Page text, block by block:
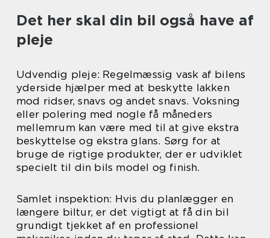
Det her skal din bil også have af
pleje
Udvendig pleje: Regelmæssig vask af bilens
yderside hjælper med at beskytte lakken
mod ridser, snavs og andet snavs. Voksning
eller polering med nogle få måneders
mellemrum kan være med til at give ekstra
beskyttelse og ekstra glans. Sørg for at
bruge de rigtige produkter, der er udviklet
specielt til din bils model og finish.
Samlet inspektion: Hvis du planlægger en
længere biltur, er det vigtigt at få din bil
grundigt tjekket af en professionel